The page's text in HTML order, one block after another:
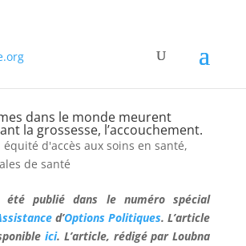
dans le monde meurent
la grossesse, l’accouchement.
équité d'accès aux soins en santé,
de santé
publié dans le numéro spécial
d’Options Politiques. L’article
ici. L’article, rédigé par Loubna